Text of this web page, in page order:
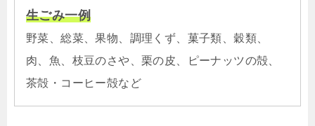
生ごみ一例
野菜、総菜、果物、調理くず、菓子類、穀類、
肉、魚、枝豆のさや、栗の皮、ピーナッツの殻、
茶殻・コーヒー殻など